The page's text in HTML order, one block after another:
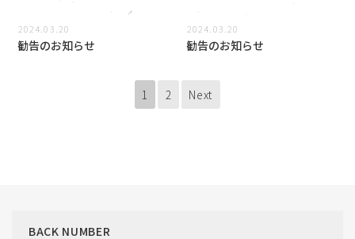
2024.03.20
勧告のお知らせ
2024.03.20
勧告のお知らせ
1 2 Next
BACK NUMBER